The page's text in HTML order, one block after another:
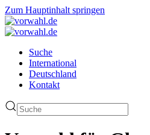
Zum Hauptinhalt springen
Suche
International
Deutschland
Kontakt